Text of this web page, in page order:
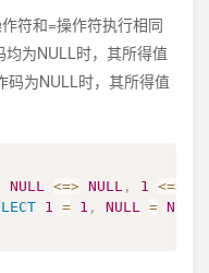
符和=操作符执行相同
为NULL时，其所得值
码为NULL时，其所得值
NULL <=> NULL , 1 <=>
1 = 1 , NULL = NULL